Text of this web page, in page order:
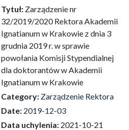
Tytuł: Zarządzenie nr
32/2019/2020 Rektora Akademii
Ignatianum w Krakowie z dnia 3
grudnia 2019 r. w sprawie
powołania Komisji Stypendialnej
dla doktorantów w Akademii
Ignatianum w Krakowie
Category: Zarządzenie Rektora
Date: 2019-12-03
Data uchylenia: 2021-10-21